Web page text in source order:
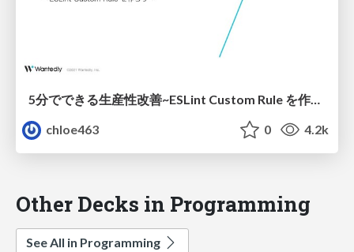
chloe463
0 4.2k
Other Decks in Programming
See All in Programming